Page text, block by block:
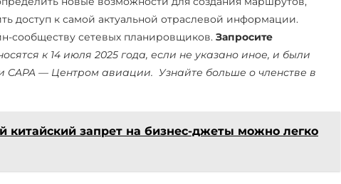
доступ к самой актуальной отраслевой информации.
сообществу сетевых планировщиков. Запросите
к 14 июля 2025 года, если не указано иное, и были
CAPA — Центром авиации. Узнайте больше о членстве в
китайский запрет на бизнес-джеты можно легко